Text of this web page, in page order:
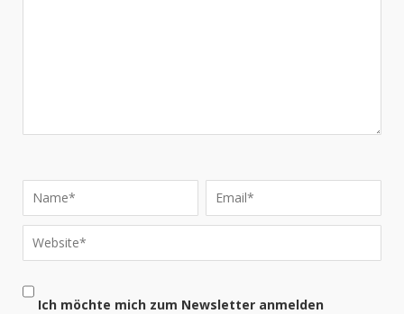
Ich möchte mich zum Newsletter anmelden